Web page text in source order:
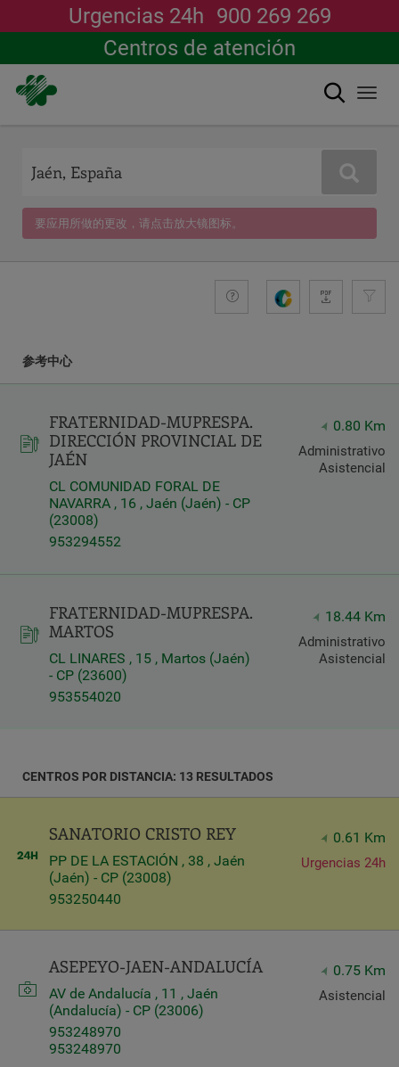
Urgencias 24h 900 269 269
Centros de atención
搜索
搜索
要应用所做的更改，请点击放大镜图标。
生
+compromiso
Guide
度
经
度
Distance
参考中心
FRATERNIDAD-MUPRESPA.
DIRECCIÓN PROVINCIAL DE
JAÉN
CL COMUNIDAD FORAL DE
NAVARRA , 16 , Jaén (Jaén) - CP
(23008)
953294552
0.80 Km
Administrativo
Asistencial
FRATERNIDAD-MUPRESPA.
MARTOS
CL LINARES , 15 , Martos (Jaén)
- CP (23600)
953554020
18.44 Km
Administrativo
Asistencial
CENTROS POR DISTANCIA: 13 RESULTADOS
SANATORIO CRISTO REY
PP DE LA ESTACIÓN , 38 , Jaén
(Jaén) - CP (23008)
953250440
0.61 Km
Urgencias 24h
ASEPEYO-JAEN-ANDALUCÍA
AV de Andalucía , 11 , Jaén
(Andalucía) - CP (23006)
953248970
953248970
0.75 Km
Asistencial